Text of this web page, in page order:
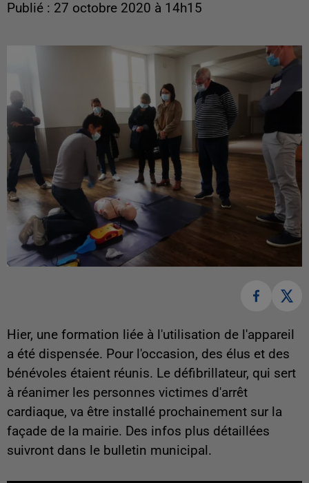
Publié : 27 octobre 2020 à 14h15
Hier, une formation liée à l'utilisation de l'appareil
a été dispensée. Pour l'occasion, des élus et des
bénévoles étaient réunis. Le défibrillateur, qui sert
à réanimer les personnes victimes d'arrêt
cardiaque, va être installé prochainement sur la
façade de la mairie. Des infos plus détaillées
suivront dans le bulletin municipal.